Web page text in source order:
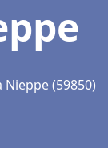
(59850)